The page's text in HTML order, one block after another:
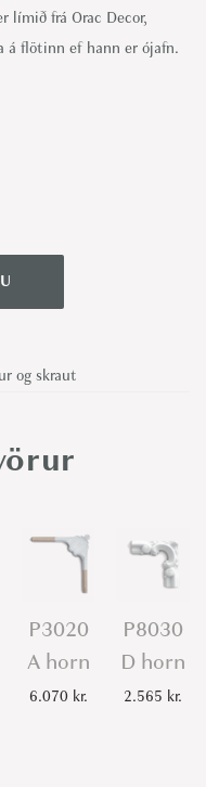
límið frá Orac Decor,
á flötinn ef hann er ójafn.
og skraut
P3020
A horn
6.070 kr.
P8030
D horn
2.565 kr.